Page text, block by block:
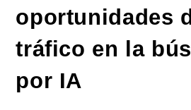
oportunidades
tráfico en la
por IA